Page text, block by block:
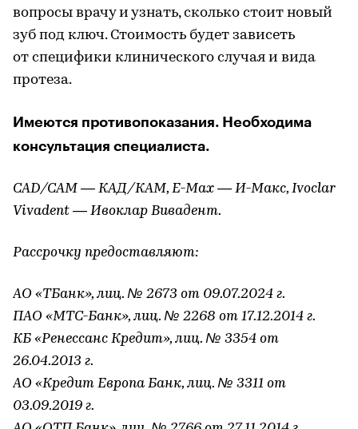
вопросы врачу и узнать, сколько стоит новый
зуб под ключ. Стоимость будет зависеть
от специфики клинического случая и вида
протеза.
Имеются противопоказания. Необходима
консультация специалиста.
CAD/CAM — КАД/КАМ, E-Max — И-Макс, Ivoclar
Vivadent — Ивоклар Вивадент.
Рассрочку предоставляют:
АО «ТБанк», лиц. № 2673 от 09.07.2024 г.
ПАО «МТС-Банк», лиц. № 2268 от 17.12.2014 г.
КБ «Ренессанс Кредит», лиц. № 3354 от
26.04.2013 г.
АО «Кредит Европа Банк, лиц. № 3311 от
03.09.2019 г.